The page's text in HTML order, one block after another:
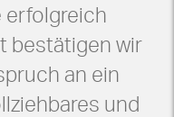
erfolgreich
bestätigen wir
an ein
und